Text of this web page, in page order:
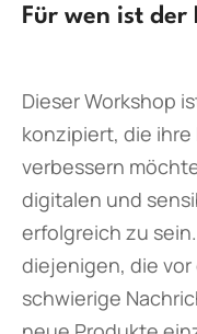
Für wen ist der
Dieser Workshop
konzipiert, die
verbessern
digitalen und
erfolgreich zu
diejenigen, die
schwierige